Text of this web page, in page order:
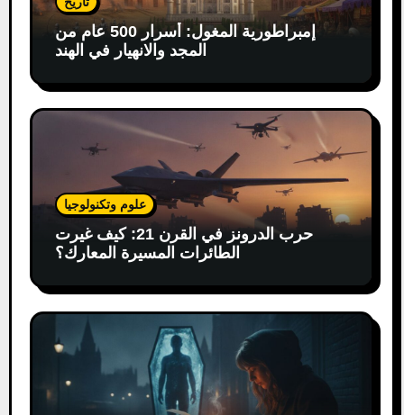
إمبراطورية المغول: أسرار 500 عام من
المجد والانهيار في الهند
علوم وتكنولوجيا
حرب الدرونز في القرن 21: كيف غيرت
الطائرات المسيرة المعارك؟